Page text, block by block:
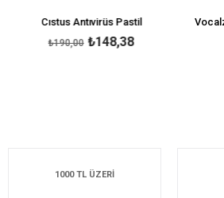
Cıstus Antıvirüs Pastil
₺148,38
₺190,00
1000 TL ÜZERİ